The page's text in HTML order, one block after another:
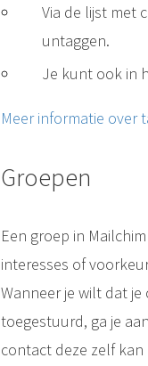
Via de lijst met
untaggen.
Je kunt ook in
Meer informatie over
Groepen
Een groep in
interesses of
Wanneer je wilt dat
toegestuurd, ga je
contact deze zelf